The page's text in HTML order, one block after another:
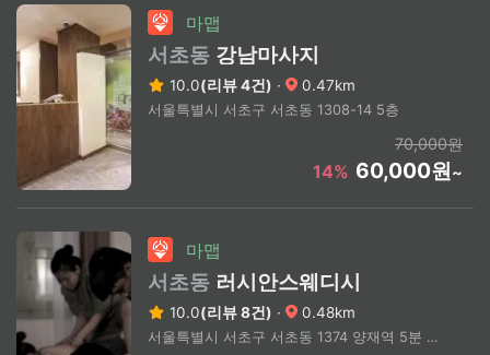
마맵
서초동 강남마사지
10.0(리뷰 4건) · 0.47km
서울특별시 서초구 서초동 1308-14 5층
70,000원
14% 60,000원~
마맵
서초동 러시안스웨디시
10.0(리뷰 8건) · 0.48km
서울특별시 서초구 서초동 1374 양재역 5분 거리